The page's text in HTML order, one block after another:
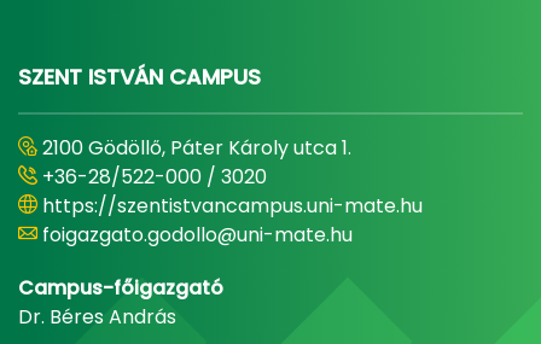
SZENT ISTVÁN CAMPUS
2100 Gödöllő, Páter Károly utca 1.
+36-28/522-000 / 3020
https://szentistvancampus.uni-mate.hu
foigazgato.godollo@uni-mate.hu
Campus-főigazgató
Dr. Béres András